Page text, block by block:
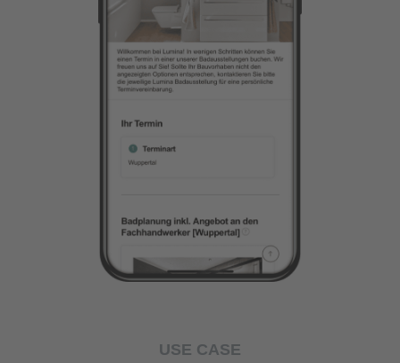
USE CASE